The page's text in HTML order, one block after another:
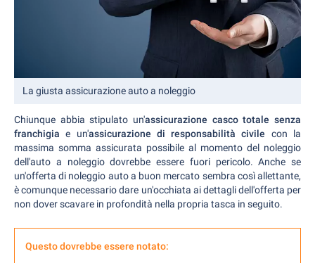
La giusta assicurazione auto a noleggio
Chiunque abbia stipulato un'assicurazione casco totale senza
franchigia e un'assicurazione di responsabilità civile con la
massima somma assicurata possibile al momento del noleggio
dell'auto a noleggio dovrebbe essere fuori pericolo. Anche se
un'offerta di noleggio auto a buon mercato sembra così allettante,
è comunque necessario dare un'occhiata ai dettagli dell'offerta per
non dover scavare in profondità nella propria tasca in seguito.
Questo dovrebbe essere notato: